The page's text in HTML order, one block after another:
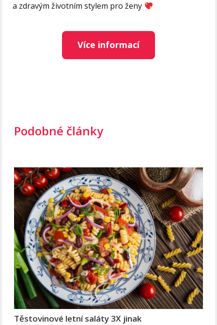
a zdravým životním stylem pro ženy
Více informací
Podobné články
Těstovinové letní saláty 3X jinak